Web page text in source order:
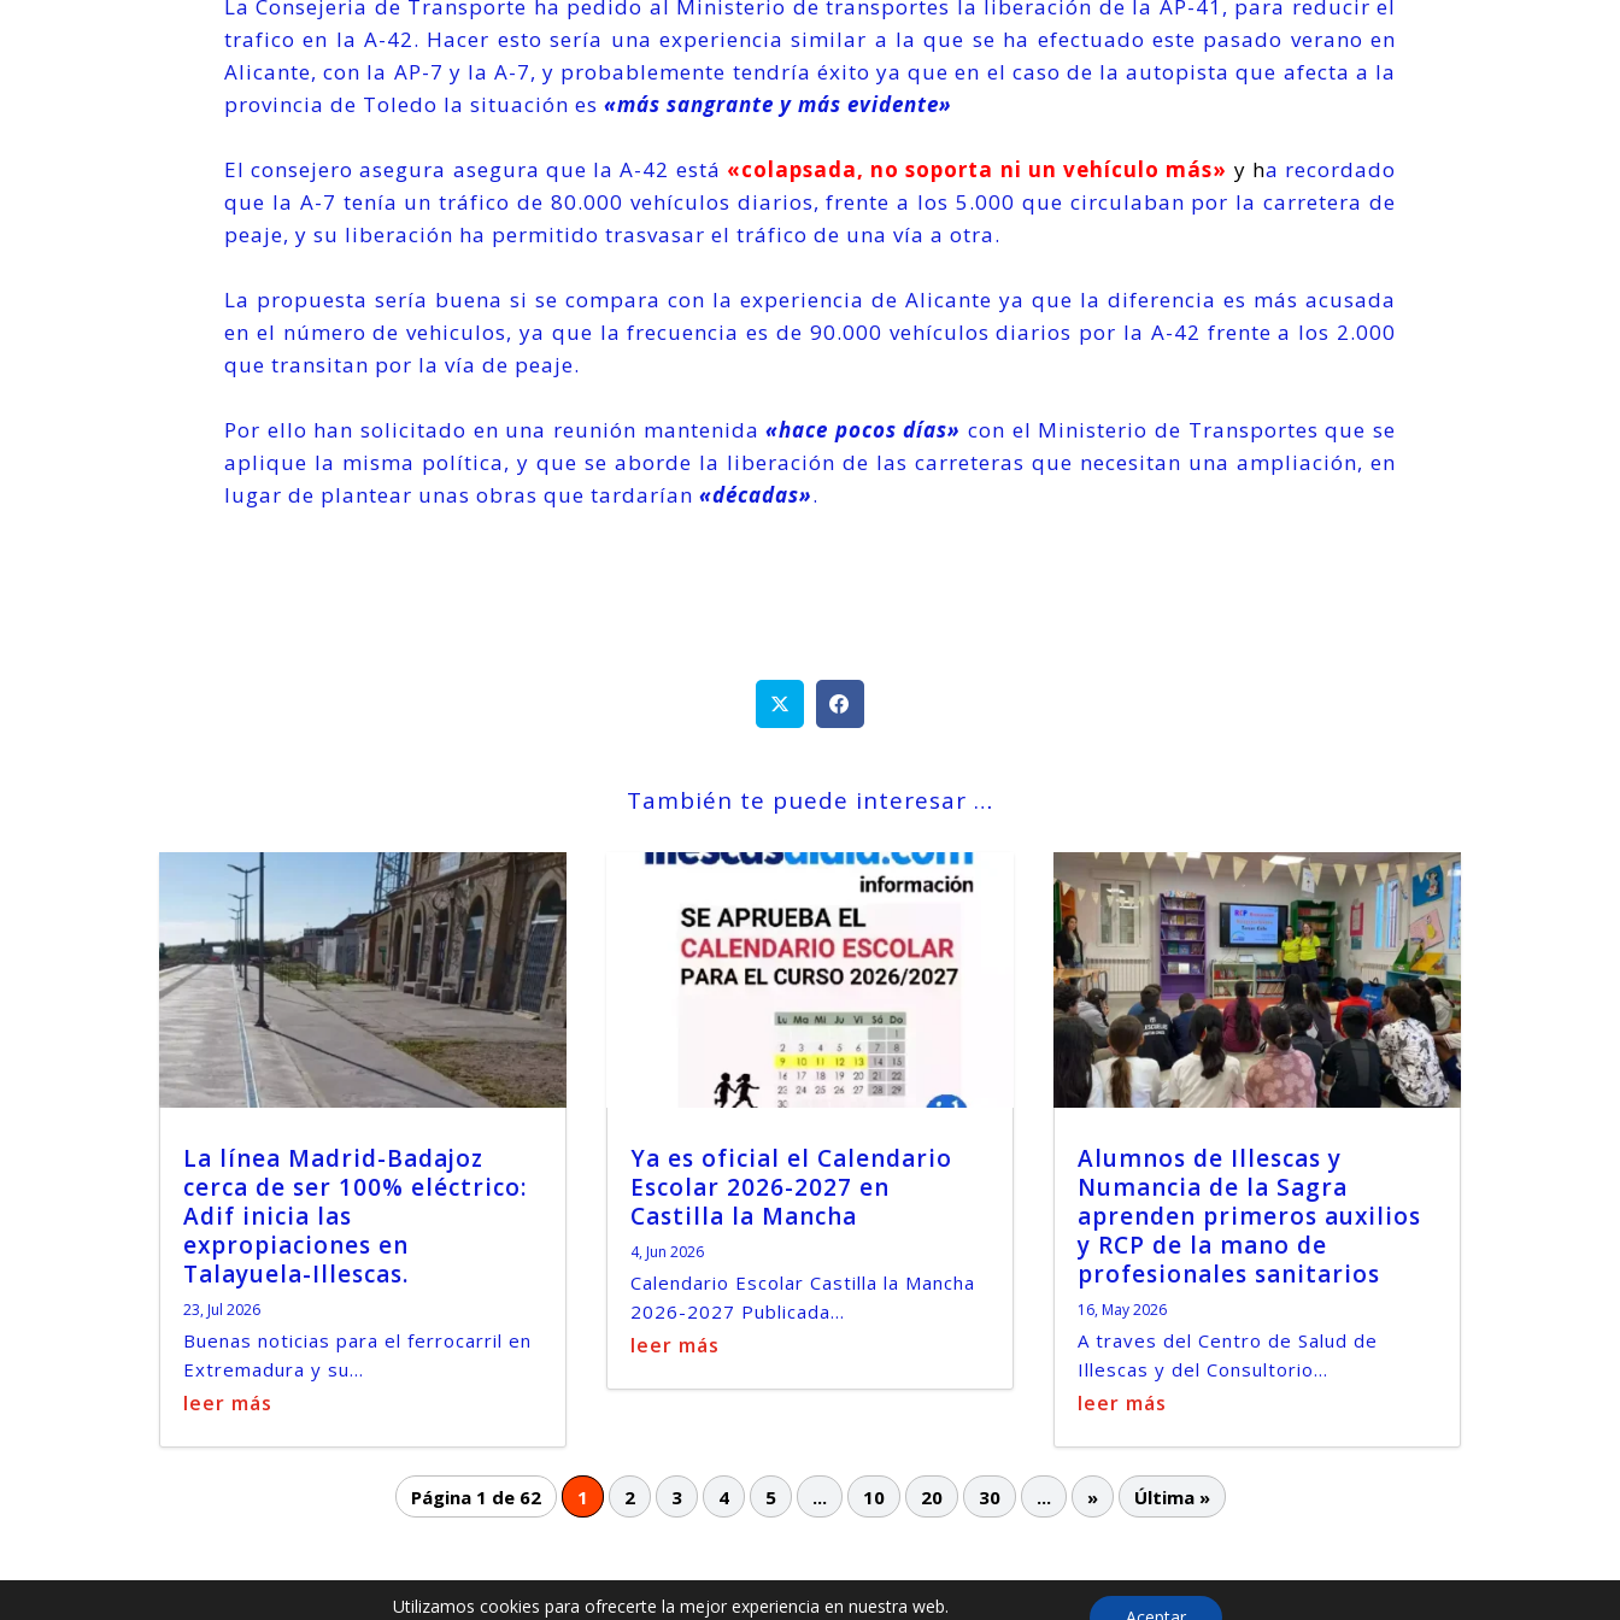
La Consejeria de Transporte ha pedido al Ministerio de transportes la liberación de la AP-41, para reducir el
trafico en la A-42. Hacer esto sería una experiencia similar a la que se ha efectuado este pasado verano en
Alicante, con la AP-7 y la A-7, y probablemente tendría éxito ya que en el caso de la autopista que afecta a la
provincia de Toledo la situación es «más sangrante y más evidente»
El consejero asegura asegura que la A-42 está «colapsada, no soporta ni un vehículo más» y ha recordado
que la A-7 tenía un tráfico de 80.000 vehículos diarios, frente a los 5.000 que circulaban por la carretera de
peaje, y su liberación ha permitido trasvasar el tráfico de una vía a otra.
La propuesta sería buena si se compara con la experiencia de Alicante ya que la diferencia es más acusada
en el número de vehiculos, ya que la frecuencia es de 90.000 vehículos diarios por la A-42 frente a los 2.000
que transitan por la vía de peaje.
Por ello han solicitado en una reunión mantenida«hace pocos días» con el Ministerio de Transportes que se
aplique la misma política, y que se aborde la liberación de las carreteras que necesitan una ampliación, en
lugar de plantear unas obras que tardarían «décadas».
También te puede interesar …
La línea Madrid-Badajoz
cerca de ser 100% eléctrico:
Adif inicia las
expropiaciones en
Talayuela-Illescas.
23, Jul 2026
Buenas noticias para el ferrocarril en
Extremadura y su...
leer más
Ya es oficial el Calendario
Escolar 2026-2027 en
Castilla la Mancha
4, Jun 2026
Calendario Escolar Castilla la Mancha
2026-2027 Publicada...
leer más
Alumnos de Illescas y
Numancia de la Sagra
aprenden primeros auxilios
y RCP de la mano de
profesionales sanitarios
16, May 2026
A traves del Centro de Salud de
Illescas y del Consultorio...
leer más
Página 1 de 62 1 2 3 4 5 ... 10 20 30 ... » Última »
Utilizamos cookies para ofrecerte la mejor experiencia en nuestra web.